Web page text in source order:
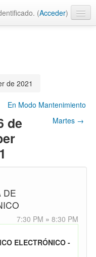
(Acceder)
de 2021
En Modo Mantenimiento
de
Martes →
DE
7:30 PM » 8:30 PM
ELECTRÓNICO -